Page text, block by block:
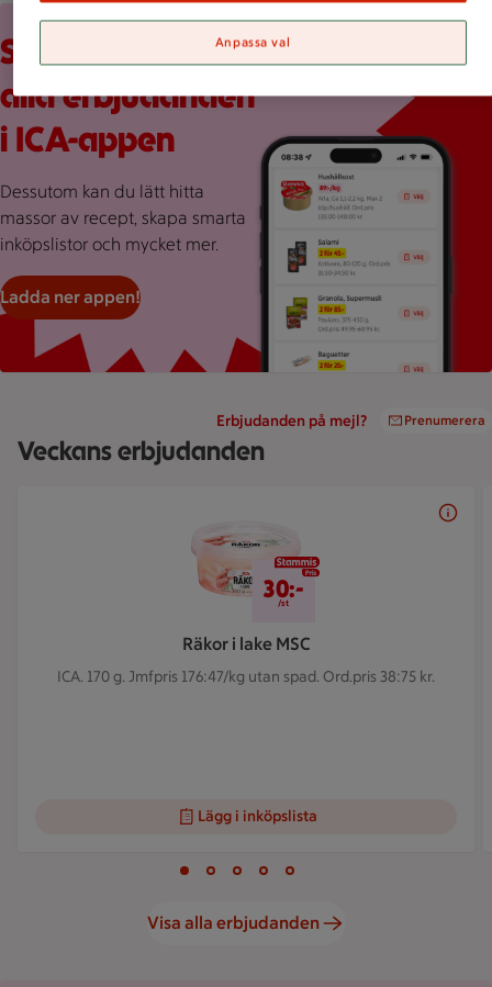
Röd bakgrund med stor rosa splash, en mobilskärmvy som
Scrolla veckans
alla erbjudanden
i ICA-appen
Dessutom kan du lätt hitta
massor av recept, skapa smarta
inköpslistor och mycket mer.
Ladda ner appen!
Erbjudanden på mejl? Prenumerera
Veckans erbjudanden
Räkor i lake MSC
ICA. 170 g. Jmfpris 176:47/kg utan spad. Ord.pris 38:75 kr.
30 kr/st
30:-
/st
Lägg i inköpslista
Bild 1 av 5
Bild 2 av 5
Bild 3 av 5Bild 4 av 5
Visa alla erbjudanden
Anpassa val